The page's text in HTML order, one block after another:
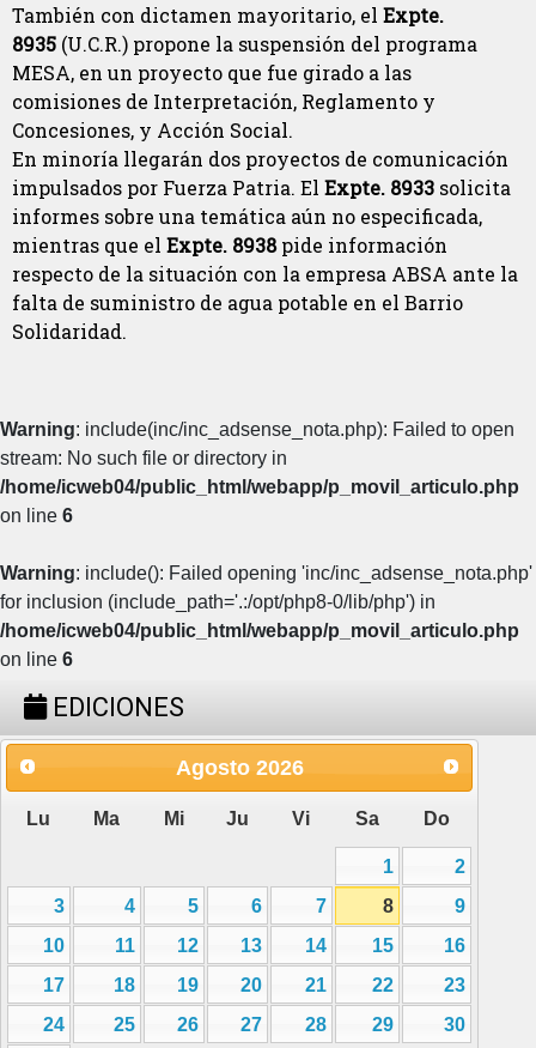
También con dictamen mayoritario, el Expte.
8935 (U.C.R.) propone la suspensión del programa
MESA, en un proyecto que fue girado a las
comisiones de Interpretación, Reglamento y
Concesiones, y Acción Social.
En minoría llegarán dos proyectos de comunicación
impulsados por Fuerza Patria. El Expte. 8933 solicita
informes sobre una temática aún no especificada,
mientras que el Expte. 8938pide información
respecto de la situación con la empresa ABSA ante la
falta de suministro de agua potable en el Barrio
Solidaridad.
Warning: include(inc/inc_adsense_nota.php): Failed to open
stream: No such file or directory in
/home/icweb04/public_html/webapp/p_movil_articulo.php
on line 6
Warning: include(): Failed opening 'inc/inc_adsense_nota.php'
for inclusion (include_path='.:/opt/php8-0/lib/php') in
/home/icweb04/public_html/webapp/p_movil_articulo.php
on line 6
EDICIONES
Agosto 2026
Lu Ma Mi Ju Vi Sa Do
1
2
3
4 5 6 7 8
9
10
11 12 13 14 15
16
17
18 19 20 21 22
23
24
25 26 27 28 29 30